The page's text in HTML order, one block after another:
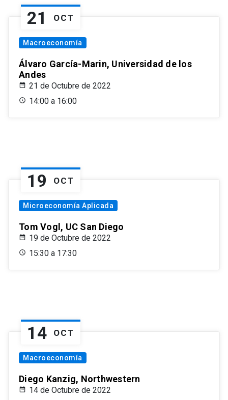
21 OCT
Macroeconomía
Álvaro García-Marin, Universidad de los
Andes
21 de Octubre de 2022
14:00 a 16:00
19 OCT
Microeconomía Aplicada
Tom Vogl, UC San Diego
19 de Octubre de 2022
15:30 a 17:30
14 OCT
Macroeconomía
Diego Kanzig, Northwestern
14 de Octubre de 2022